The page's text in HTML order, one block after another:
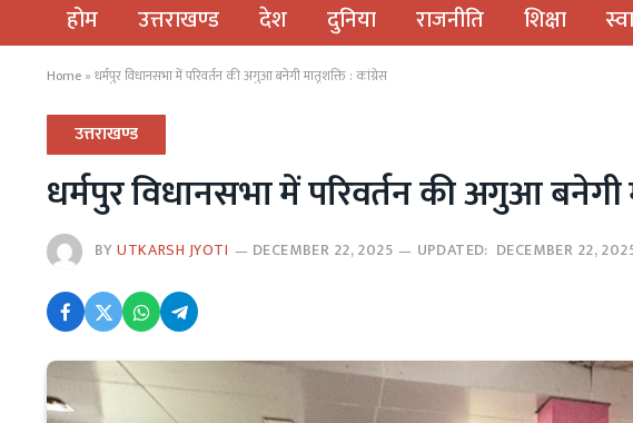
होम उत्तराखण्ड देश दुनिया राजनीति शिक्षा
Home » धर्मपुर विधानसभा में परिवर्तन की अगुआ बनेगी मातृशक्ति : कांग्रेस
उत्तराखण्ड
धर्मपुर विधानसभा में परिवर्तन की अगुआ बनेगी
BYUTKARSH JYOTI DECEMBER 22, 2025 UPDATED: DECEMBER 22,